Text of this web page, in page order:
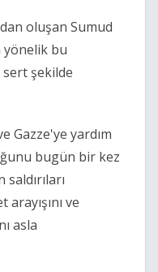
oluşan Sumud
yönelik bu
sert şekilde
Gazze'ye yardım
bugün bir kez
ve
asla